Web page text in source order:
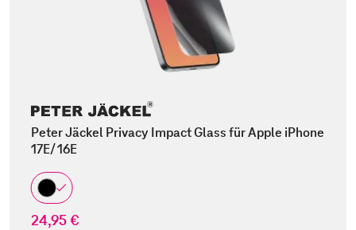
Peter Jäckel Privacy Impact Glass für Apple iPhone
17E/ 16E
24,95 €